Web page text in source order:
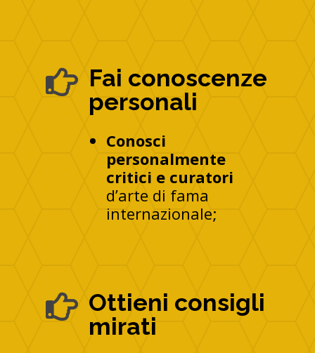
 Fai conoscenze
personali
Conosci
personalmente
critici e curatori
d’arte di fama
internazionale;
 Ottieni consigli
mirati